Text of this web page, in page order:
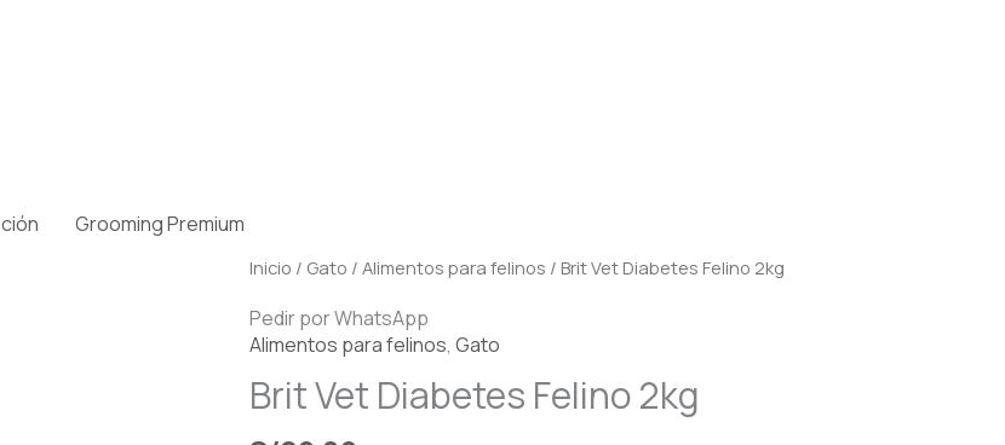
Grooming Premium
Inicio / Gato / Alimentos para felinos / Brit Vet Diabetes Felino 2kg
Pedir por WhatsApp
Alimentos para felinos, Gato
Brit Vet Diabetes Felino 2kg
Brit
Diabetes
2kg